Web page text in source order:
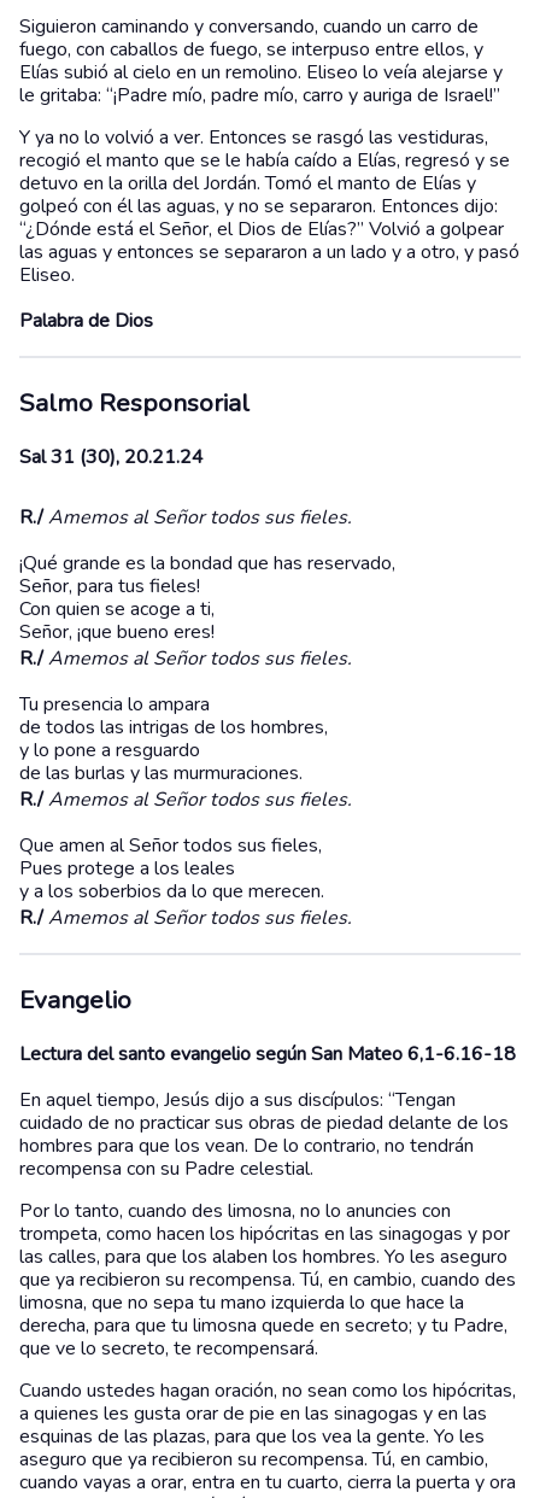
Siguieron caminando y conversando, cuando un carro de
fuego, con caballos de fuego, se interpuso entre ellos, y
Elías subió al cielo en un remolino. Eliseo lo veía alejarse y
le gritaba: “¡Padre mío, padre mío, carro y auriga de Israel!”
Y ya no lo volvió a ver. Entonces se rasgó las vestiduras,
recogió el manto que se le había caído a Elías, regresó y se
detuvo en la orilla del Jordán. Tomó el manto de Elías y
golpeó con él las aguas, y no se separaron. Entonces dijo:
“¿Dónde está el Señor, el Dios de Elías?” Volvió a golpear
las aguas y entonces se separaron a un lado y a otro, y pasó
Eliseo.
Palabra de Dios
Salmo Responsorial
Sal 31 (30), 20.21.24
R./Amemos al Señor todos sus fieles.
¡Qué grande es la bondad que has reservado,
Señor, para tus fieles!
Con quien se acoge a ti,
Señor, ¡que bueno eres!
R./Amemos al Señor todos sus fieles.
Tu presencia lo ampara
de todos las intrigas de los hombres,
y lo pone a resguardo
de las burlas y las murmuraciones.
R./Amemos al Señor todos sus fieles.
Que amen al Señor todos sus fieles,
Pues protege a los leales
y a los soberbios da lo que merecen.
R./Amemos al Señor todos sus fieles.
Evangelio
Lectura del santo evangelio según San Mateo 6,1-6.16-18
En aquel tiempo, Jesús dijo a sus discípulos: “Tengan
cuidado de no practicar sus obras de piedad delante de los
hombres para que los vean. De lo contrario, no tendrán
recompensa con su Padre celestial.
Por lo tanto, cuando des limosna, no lo anuncies con
trompeta, como hacen los hipócritas en las sinagogas y por
las calles, para que los alaben los hombres. Yo les aseguro
que ya recibieron su recompensa. Tú, en cambio, cuando des
limosna, que no sepa tu mano izquierda lo que hace la
derecha, para que tu limosna quede en secreto; y tu Padre,
que ve lo secreto, te recompensará.
Cuando ustedes hagan oración, no sean como los hipócritas,
a quienes les gusta orar de pie en las sinagogas y en las
esquinas de las plazas, para que los vea la gente. Yo les
aseguro que ya recibieron su recompensa. Tú, en cambio,
cuando vayas a orar, entra en tu cuarto, cierra la puerta y ora